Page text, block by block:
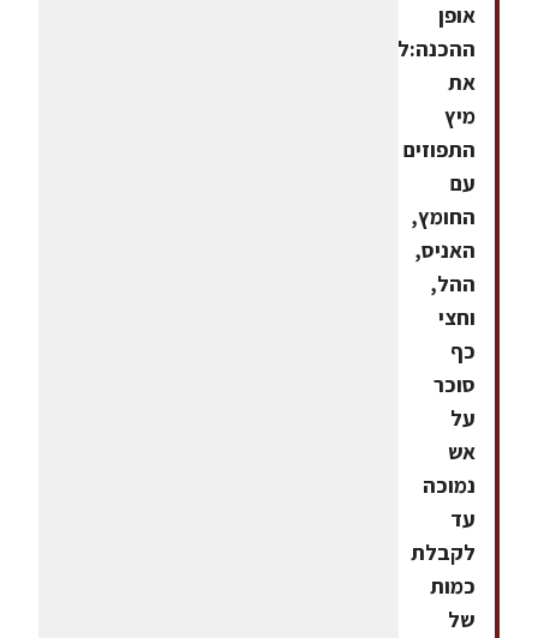
אופן
ההכנה:לצמצם
את
מיץ
התפוזים
עם
החומץ,
האניס,
ההל,
וחצי
כף
סוכר
על
אש
נמוכה
עד
לקבלת
כמות
של